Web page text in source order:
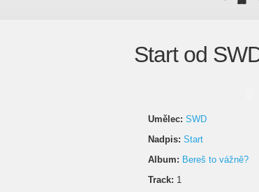
Start od
Umělec: SWD
Nadpis: Start
Album: Bereš to vážně?
Track: 1